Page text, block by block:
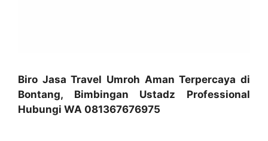
Biro Jasa Travel Umroh Aman Terpercaya di
Bontang, Bimbingan Ustadz Professional
Hubungi WA 081367676975